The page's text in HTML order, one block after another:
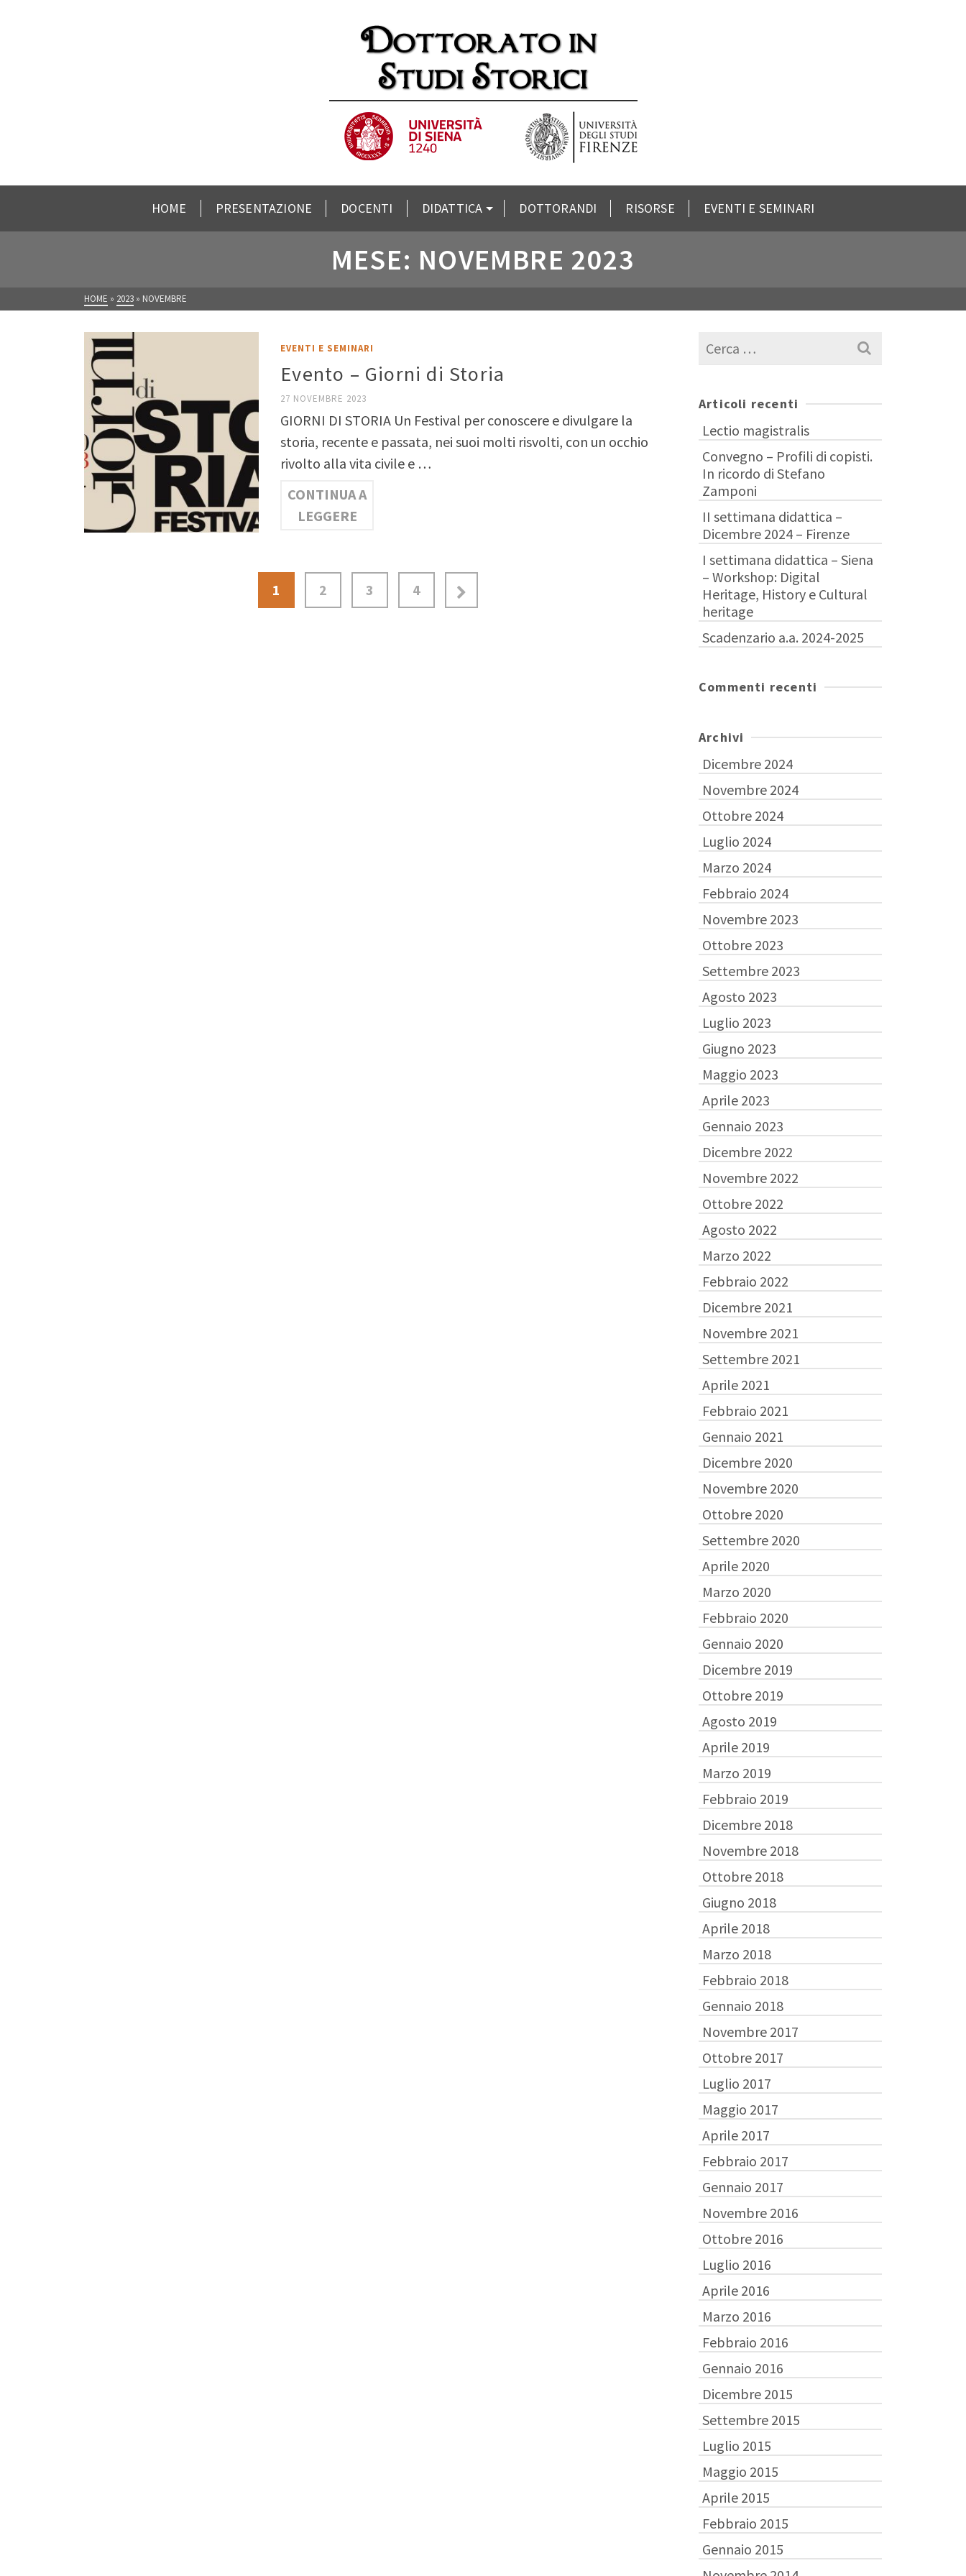
HOME PRESENTAZIONE DOCENTI DIDATTICA DOTTORANDI RISORSE EVENTI E SEMINARI
MESE: NOVEMBRE 2023
HOME » 2023 » NOVEMBRE
EVENTI E SEMINARI
Evento – Giorni di Storia
27 NOVEMBRE 2023
GIORNI DI STORIA Un Festival per conoscere e divulgare la
storia, recente e passata, nei suoi molti risvolti, con un occhio
rivolto alla vita civile e …
CONTINUA A
LEGGERE
1 2 3 4
Cerca
per:
Articoli recenti
Lectio magistralis
Convegno – Profili di copisti.
In ricordo di Stefano
Zamponi
II settimana didattica –
Dicembre 2024 – Firenze
I settimana didattica – Siena
– Workshop: Digital
Heritage, History e Cultural
heritage
Scadenzario a.a. 2024-2025
Commenti recenti
Archivi
Dicembre 2024
Novembre 2024
Ottobre 2024
Luglio 2024
Marzo 2024
Febbraio 2024
Novembre 2023
Ottobre 2023
Settembre 2023
Agosto 2023
Luglio 2023
Giugno 2023
Maggio 2023
Aprile 2023
Gennaio 2023
Dicembre 2022
Novembre 2022
Ottobre 2022
Agosto 2022
Marzo 2022
Febbraio 2022
Dicembre 2021
Novembre 2021
Settembre 2021
Aprile 2021
Febbraio 2021
Gennaio 2021
Dicembre 2020
Novembre 2020
Ottobre 2020
Settembre 2020
Aprile 2020
Marzo 2020
Febbraio 2020
Gennaio 2020
Dicembre 2019
Ottobre 2019
Agosto 2019
Aprile 2019
Marzo 2019
Febbraio 2019
Dicembre 2018
Novembre 2018
Ottobre 2018
Giugno 2018
Aprile 2018
Marzo 2018
Febbraio 2018
Gennaio 2018
Novembre 2017
Ottobre 2017
Luglio 2017
Maggio 2017
Aprile 2017
Febbraio 2017
Gennaio 2017
Novembre 2016
Ottobre 2016
Luglio 2016
Aprile 2016
Marzo 2016
Febbraio 2016
Gennaio 2016
Dicembre 2015
Settembre 2015
Luglio 2015
Maggio 2015
Aprile 2015
Febbraio 2015
Gennaio 2015